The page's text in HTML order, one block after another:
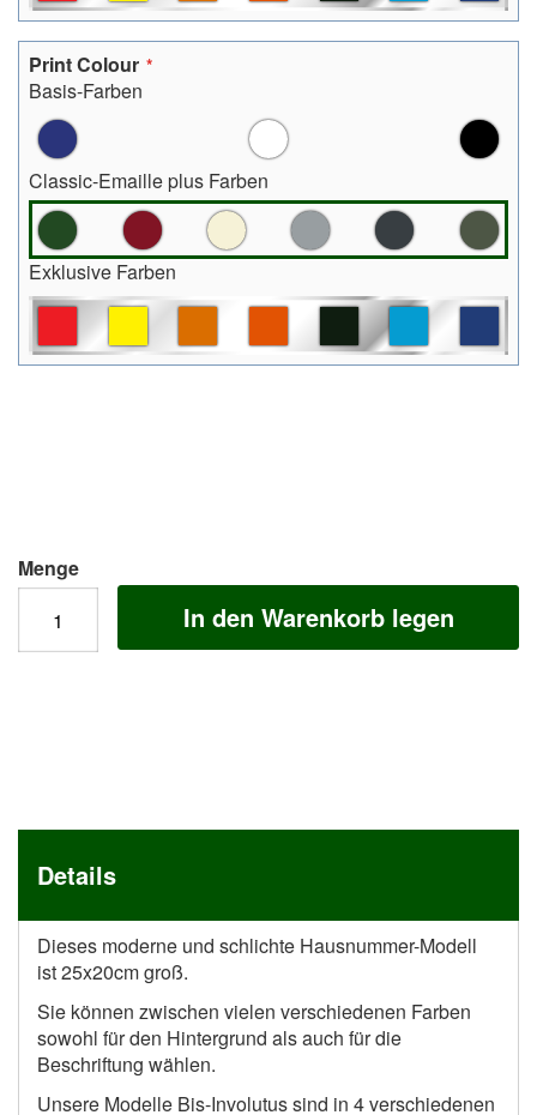
Print Colour
Basis-Farben
Classic-Emaille plus Farben
Exklusive Farben
Menge
In den Warenkorb legen
Details
Dieses moderne und schlichte Hausnummer-Modell
ist 25x20cm groß.
Sie können zwischen vielen verschiedenen Farben
sowohl für den Hintergrund als auch für die
Beschriftung wählen.
Unsere Modelle Bis-Involutus sind in 4 verschiedenen